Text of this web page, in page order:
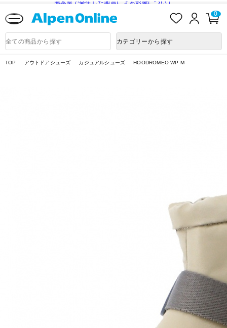
熊本県で発生した地震による影響について
入
ロ
ン
0
品
検
カテゴリーから探す
TOP アウトドアシューズ カジュアルシューズ HOODROMEO WP M